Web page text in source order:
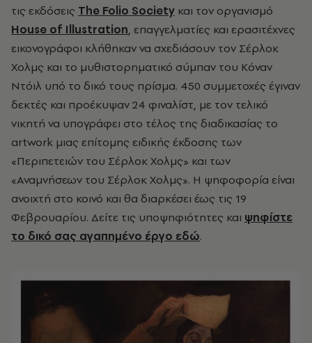
τις εκδόσεις The Folio Society και τον οργανισμό
House of Illustration, επαγγελματίες και ερασιτέχνες
εικονογράφοι κλήθηκαν να σχεδιάσουν τον Σέρλοκ
Χολμς και το μυθιστορηματικό σύμπαν του Κόναν
Ντόιλ υπό το δικό τους πρίσμα. 450 συμμετοχές έγιναν
δεκτές και προέκυψαν 24 φιναλίστ, με τον τελικό
νικητή να υπογράφει στο τέλος της διαδικασίας το
artwork μιας επίτομης ειδικής έκδοσης των
«Περιπετειών του Σέρλοκ Χολμς» και των
«Αναμνήσεων του Σέρλοκ Χολμς». Η ψηφοφορία είναι
ανοιχτή στο κοινό και θα διαρκέσει έως τις 19
Φεβρουαρίου. Δείτε τις υποψηφιότητες και ψηφίστε
το δικό σας αγαπημένο έργο εδώ.